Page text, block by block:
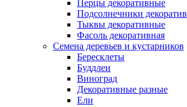
Перцы декоративные
Подсолнечники
Тыквы декоративные
Фасоль декоративная
Семена деревьев и кустарников
Бересклеты
Буддлеи
Виноград
Декоративные разные
Ели